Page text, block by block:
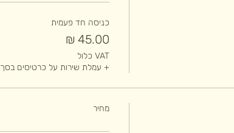
כניסה חד פעמית
VAT כלול
+ עמלת שירות על כרטיסים בסך ‏1.13 ‏₪
מחיר